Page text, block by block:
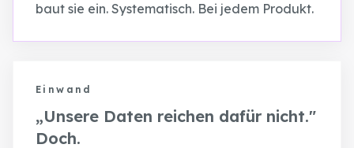
baut sie ein. Systematisch. Bei jedem Produkt.
Einwand
„Unsere Daten reichen dafür nicht."
Doch.